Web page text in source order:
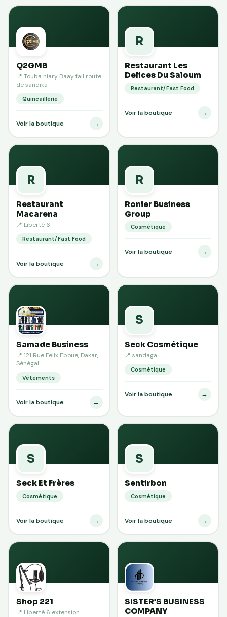
Q2GMB
📍 Touba niary Baay fall route
de sandika
Quincaillerie
Voir la boutique →
R
Restaurant Les
Delices Du Saloum
Restaurant/Fast Food
Voir la boutique →
R
Restaurant
Macarena
📍 Liberté 6
Restaurant/Fast Food
Voir la boutique →
R
Ronier Business
Group
Cosmétique
Voir la boutique →
Samade Business
📍 121 Rue Felix Eboue, Dakar,
Sénégal
Vêtements
Voir la boutique →
S
Seck Cosmétique
📍 sandaga
Cosmétique
Voir la boutique →
S
Seck Et Frères
Cosmétique
Voir la boutique →
S
Sentirbon
Cosmétique
Voir la boutique →
Shop 221
📍 Liberté 6 extension
SISTER’S BUSINESS
COMPANY